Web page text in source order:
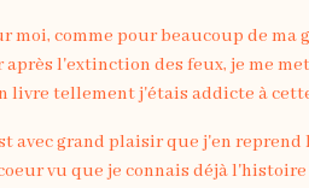
moi, comme pour beaucoup de ma
après l'extinction des feux, je me
livre tellement j'étais addicte à
avec grand plaisir que j'en
vu que je connais déjà